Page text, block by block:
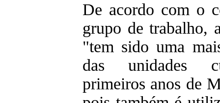
De acordo com o
grupo de trabalho,
"tem sido uma
das unidades
primeiros anos de